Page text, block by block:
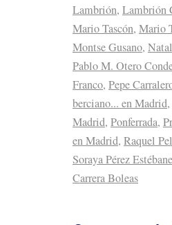
Lambrión, Lambrión
Mario Tascón, Mario
Montse Gusano,
Pablo M. Otero
Franco, Pepe
berciano... en Madrid,
Madrid, Ponferrada,
en Madrid, Raquel
Soraya Pérez
Carrera Boleas